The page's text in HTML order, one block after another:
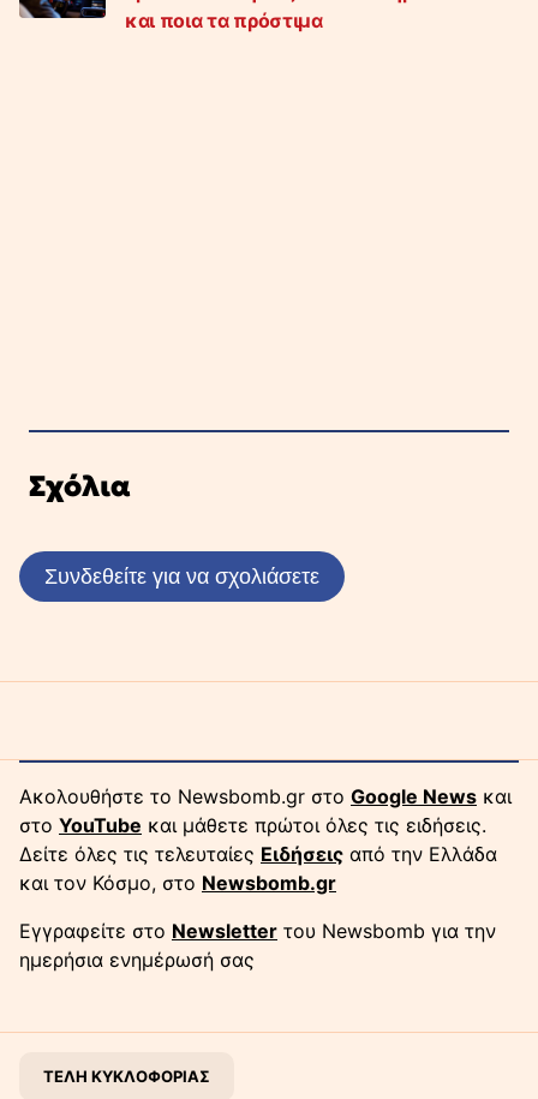
και ποια τα πρόστιμα
Σχόλια
Συνδεθείτε για να σχολιάσετε
Ακολουθήστε το Newsbomb.gr στο Google News και
στο YouTube και μάθετε πρώτοι όλες τις ειδήσεις.
Δείτε όλες τις τελευταίες Ειδήσεις από την Ελλάδα
και τον Κόσμο, στο Newsbomb.gr
Εγγραφείτε στο Newsletter του Newsbomb για την
ημερήσια ενημέρωσή σας
ΤΕΛΗ ΚΥΚΛΟΦΟΡΙΑΣ